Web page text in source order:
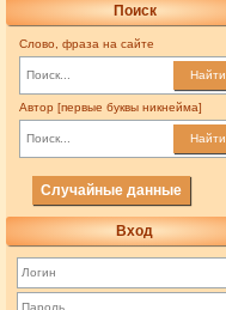
Поиск
Слово, фраза на сайте
Найти
Автор [первые буквы никнейма]
Найти
Случайные данные
Вход